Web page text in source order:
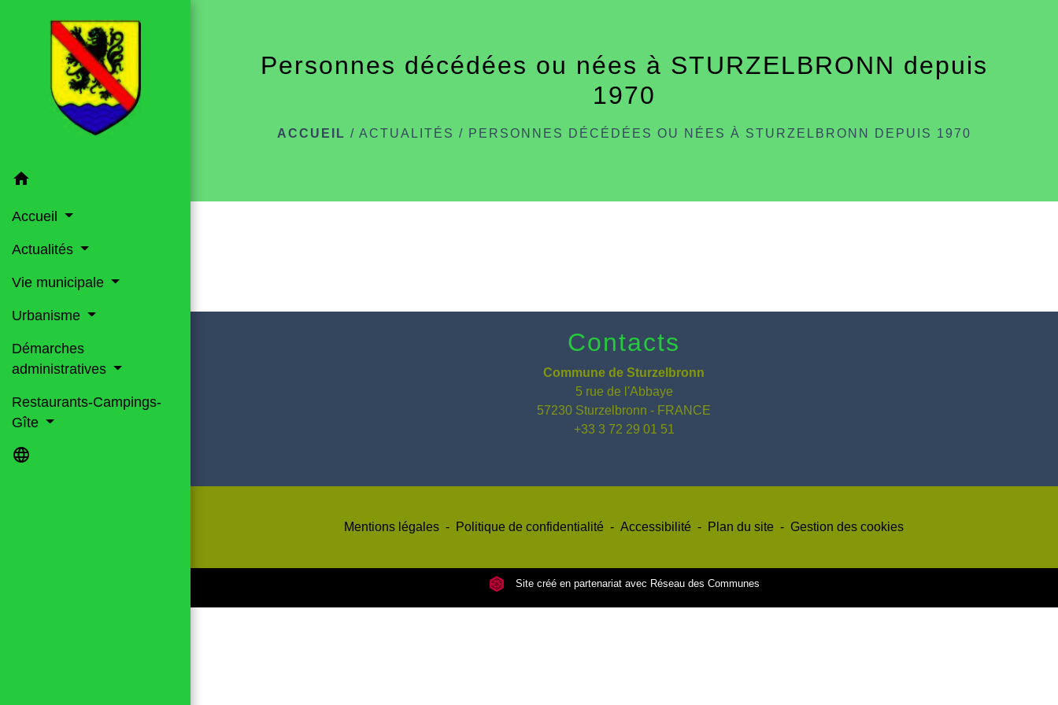
home
Accueil
Actualités
Vie municipale
Urbanisme
Démarches
administratives
Restaurants-Campings-
Gîte
language
Personnes décédées ou nées à STURZELBRONN depuis
1970
ACCUEIL / ACTUALITÉS / PERSONNES DÉCÉDÉES OU NÉES À STURZELBRONN DEPUIS 1970
Contacts
Commune de Sturzelbronn
5 rue de l'Abbaye
57230 Sturzelbronn - FRANCE
+33 3 72 29 01 51
Mentions légales - Politique de confidentialité - Accessibilité - Plan du site - Gestion des cookies
Site créé en partenariat avec Réseau des Communes